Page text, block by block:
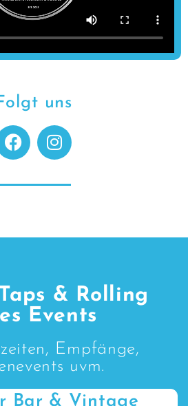
uns
& Rolling
Events
Empfänge,
uvm.
Bar & Vintage